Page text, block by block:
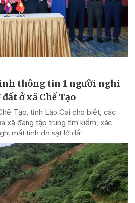
thông tin 1 người nghi
ở xã Chế Tạo
Tạo, tỉnh Lào Cai cho biết, các
xã đang tập trung tìm kiếm, xác
mất tích do sạt lở đất.